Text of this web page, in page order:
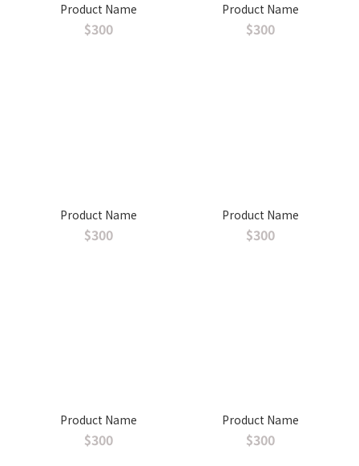
Product Name
$300
Product Name
$300
Product Name
$300
Product Name
$300
Product Name
$300
Product Name
$300